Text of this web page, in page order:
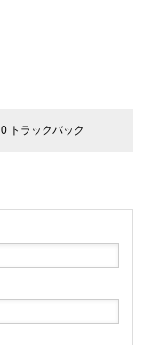
0 トラックバック